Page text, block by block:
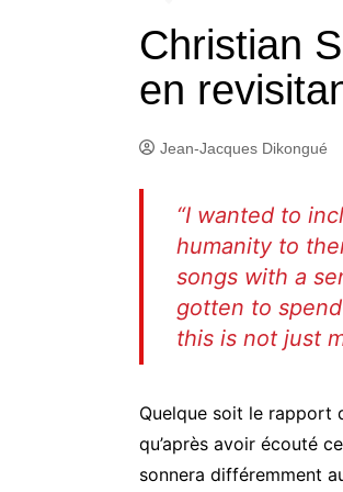
Christian
en
Jean-Jacques Dikongué
“I wanted to
humanity to
songs with a
gotten to
this is not just
Quelque soit le rapport
qu’après avoir écouté
sonnera différemment